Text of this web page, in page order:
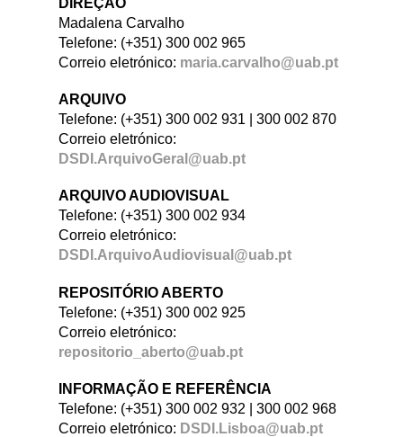
DIREÇÃO
Madalena Carvalho
Telefone: (+351) 300 002 965
Correio eletrónico: maria.carvalho@uab.pt
ARQUIVO
Telefone: (+351) 300 002 931 | 300 002 870
Correio eletrónico:
DSDI.ArquivoGeral@uab.pt
ARQUIVO AUDIOVISUAL
Telefone: (+351) 300 002 934
Correio eletrónico:
DSDI.ArquivoAudiovisual@uab.pt
REPOSITÓRIO ABERTO
Telefone: (+351) 300 002 925
Correio eletrónico:
repositorio_aberto@uab.pt
INFORMAÇÃO E REFERÊNCIA
Telefone: (+351) 300 002 932 | 300 002 968
Correio eletrónico: DSDI.Lisboa@uab.pt